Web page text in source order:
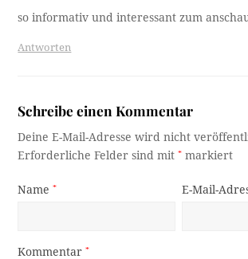
so informativ und interessant zum
Antworten
Schreibe einen Kommentar
Deine E-Mail-Adresse wird nicht
Erforderliche Felder sind mit* markiert
Name* E-Mail-
Kommentar*